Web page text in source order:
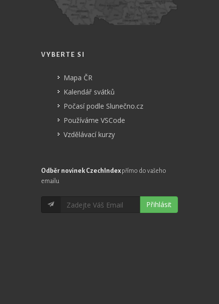
VYBERTE SI
Mapa ČR
Kalendář svátků
Počasí podle Slunečno.cz
Používáme VSCode
Vzdělávací kurzy
Odběr novinek CzechIndex přímo do vašeho
emailu
Přihlásit